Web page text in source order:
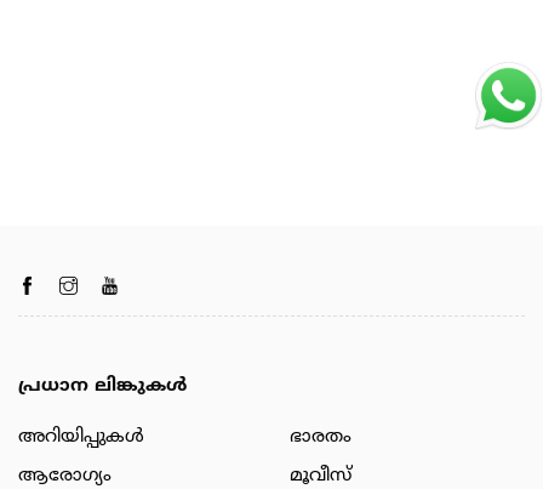
പ്രധാന ലിങ്കുകൾ
അറിയിപ്പുകള്‍
ആരോഗ്യം
ഭാരതം
മൂവീസ്